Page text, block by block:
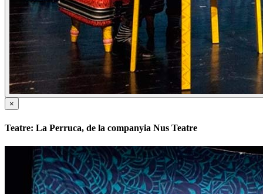
×
Teatre: La Perruca, de la companyia Nus Teatre